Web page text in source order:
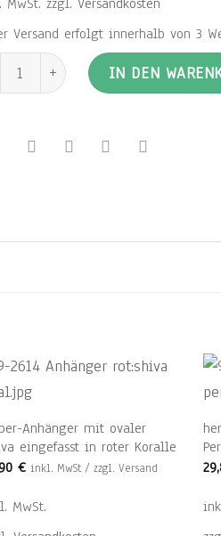
Versand erfolgt innerhalb von 3
Anhänger mit runder Shiva-
IN DEN
Anhänger mit ovaler
eingefasst in roter Koralle
€ inkl. MwSt / zzgl. Versand
MwSt.